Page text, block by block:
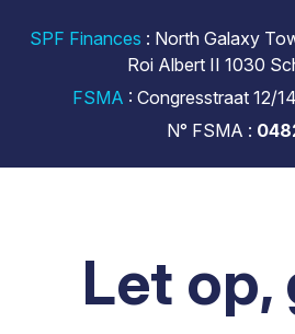
SPF Finances : North Galaxy
Roi Albert II 1030
FSMA : Congresstraat 12/
N° FSMA :
Let op,